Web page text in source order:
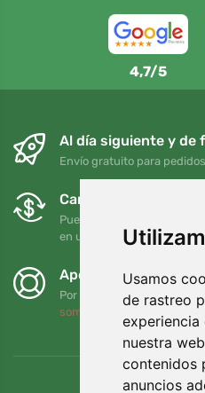
Usamos
de rastreo
experiencia
nuestra
contenidos
anuncios
4,7/5
Al día siguiente y de
Envío gratuito para
Cambios y
Puede devolver o cambiar
en un plazo de 90 días
Apoyamos a
Por cada pedido
somos